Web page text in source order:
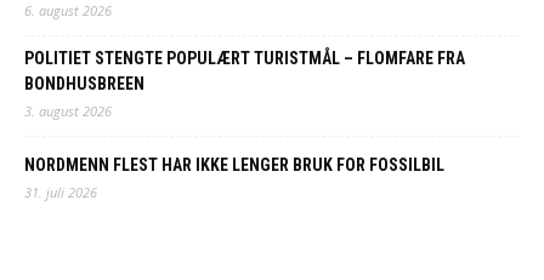
6. august 2026
POLITIET STENGTE POPULÆRT TURISTMÅL – FLOMFARE FRA
BONDHUSBREEN
3. august 2026
NORDMENN FLEST HAR IKKE LENGER BRUK FOR FOSSILBIL
31. juli 2026